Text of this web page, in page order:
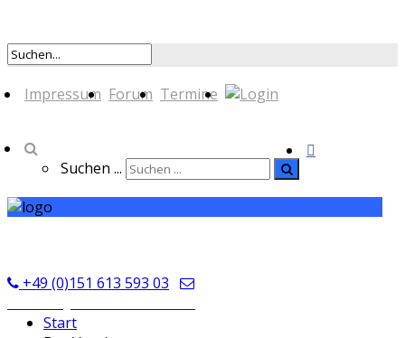
Impressum Forum Termine
Suchen ...
+49 (0)151 613 593 03
Start